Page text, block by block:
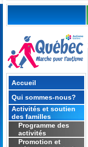
Accueil
Qui sommes-nous?
Activités et soutien
des familles
Programme des
activités
Promotion et